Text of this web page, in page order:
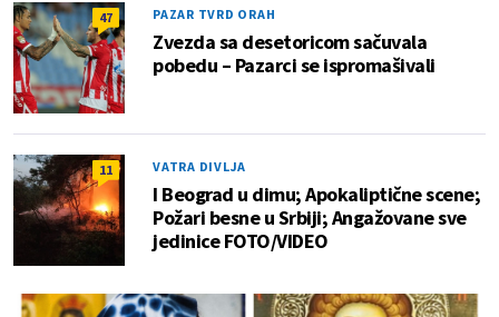
47 PAZAR TVRD ORAH
Zvezda sa desetoricom sačuvala
pobedu – Pazarci se ispromašivali
11 VATRA DIVLJA
I Beograd u dimu; Apokaliptične scene;
Požari besne u Srbiji; Angažovane sve
jedinice FOTO/VIDEO